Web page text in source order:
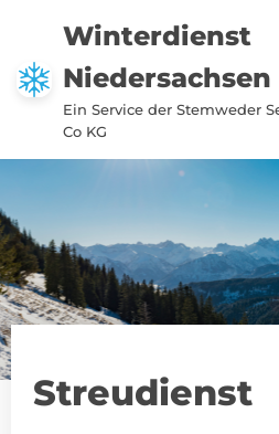
Zum
Inhalt
springen
Winterdienst
Niedersachsen
Ein Service der Stemweder
Co KG
Streudienst